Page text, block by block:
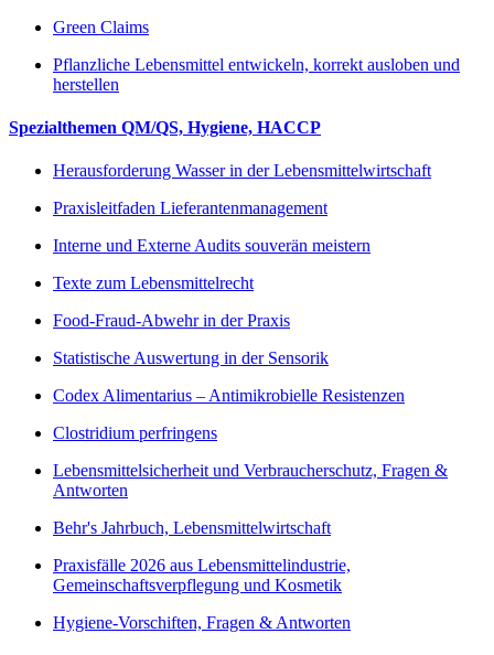
Green Claims
Pflanzliche Lebensmittel entwickeln, korrekt ausloben und
herstellen
Spezialthemen QM/QS, Hygiene, HACCP
Herausforderung Wasser in der Lebensmittelwirtschaft
Praxisleitfaden Lieferantenmanagement
Interne und Externe Audits souverän meistern
Texte zum Lebensmittelrecht
Food-Fraud-Abwehr in der Praxis
Statistische Auswertung in der Sensorik
Codex Alimentarius – Antimikrobielle Resistenzen
Clostridium perfringens
Lebensmittelsicherheit und Verbraucherschutz, Fragen &
Antworten
Behr's Jahrbuch, Lebensmittelwirtschaft
Praxisfälle 2026 aus Lebensmittelindustrie,
Gemeinschaftsverpflegung und Kosmetik
Hygiene-Vorschiften, Fragen & Antworten